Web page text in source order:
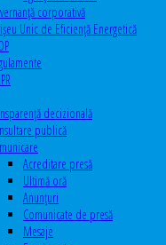
corporativă
Unic de Eficienţă Energetică
decizională
publică
Acreditare presă
Ultimă oră
Anunţuri
Comunicate de presă
Mesaje